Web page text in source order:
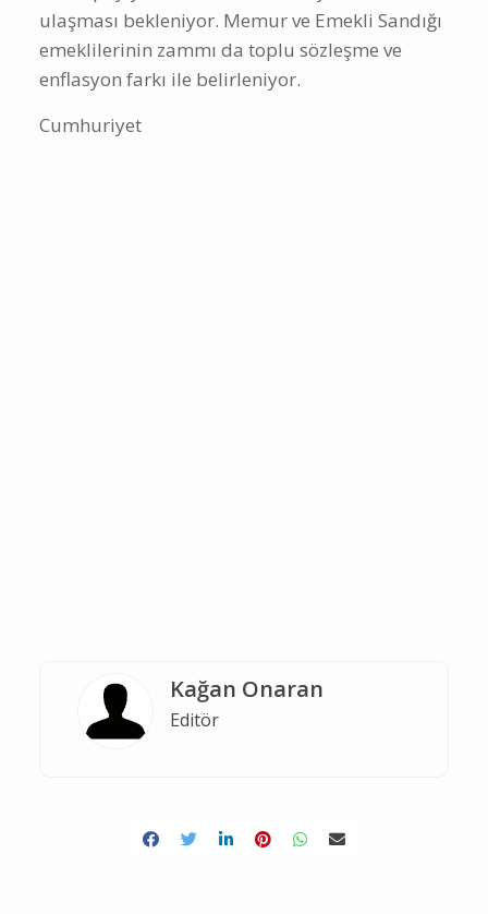
ulaşması bekleniyor. Memur ve Emekli Sandığı
emeklilerinin zammı da toplu sözleşme ve
enflasyon farkı ile belirleniyor.
Cumhuriyet
Kağan Onaran
Editör